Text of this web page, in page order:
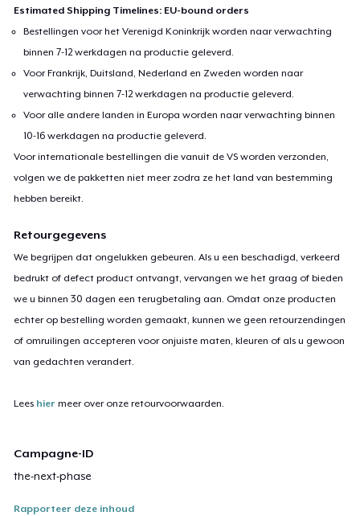
Estimated Shipping Timelines: EU-bound orders
Bestellingen voor het Verenigd Koninkrijk worden naar verwachting
binnen 7-12 werkdagen na productie geleverd.
Voor Frankrijk, Duitsland, Nederland en Zweden worden naar
verwachting binnen 7-12 werkdagen na productie geleverd.
Voor alle andere landen in Europa worden naar verwachting binnen
10-16 werkdagen na productie geleverd.
Voor internationale bestellingen die vanuit de VS worden verzonden,
volgen we de pakketten niet meer zodra ze het land van bestemming
hebben bereikt.
Retourgegevens
We begrijpen dat ongelukken gebeuren. Als u een beschadigd, verkeerd
bedrukt of defect product ontvangt, vervangen we het graag of bieden
we u binnen 30 dagen een terugbetaling aan. Omdat onze producten
echter op bestelling worden gemaakt, kunnen we geen retourzendingen
of omruilingen accepteren voor onjuiste maten, kleuren of als u gewoon
van gedachten verandert.
Lees hier meer over onze retourvoorwaarden.
Campagne-ID
the-next-phase
Rapporteer deze inhoud